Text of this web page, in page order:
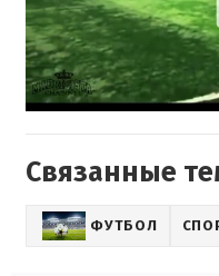
Связанные
ФУТБОЛ